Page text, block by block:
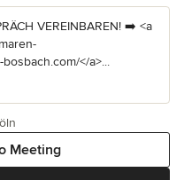
VEREINBAREN! ➡️ <a
</a>...
Meeting